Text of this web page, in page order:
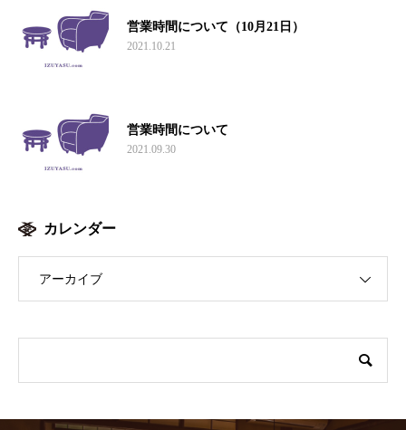
営業時間について（10月21日）
2021.10.21
営業時間について
2021.09.30
カレンダー
アーカイブ